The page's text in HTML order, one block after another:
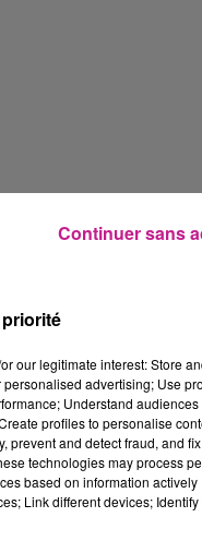
Humaines,
dynamique et son
pour du long terme.
chantier.
(pose de pavés,
à niveau.
our legitimate interest: Store
advertising; Use
Understand audiences
profiles to personalise
prevent and detect fraud, and
technologies may process
based on information actively
Link different devices;
Continuer sans